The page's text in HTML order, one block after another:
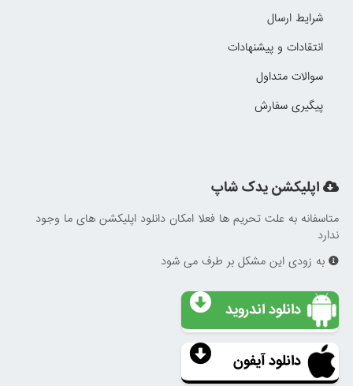
شرایط ارسال
انتقادات و پیشنهادات
سوالات متداول
پیگیری سفارش
اپلیکشن یدک شاپ
متاسفانه به علت تحریم ها فعلا امکان دانلود اپلیکشن های ما وجود
ندارد
به زودی این مشکل بر طرف می شود
دانلود اندروید
دانلود آیفون